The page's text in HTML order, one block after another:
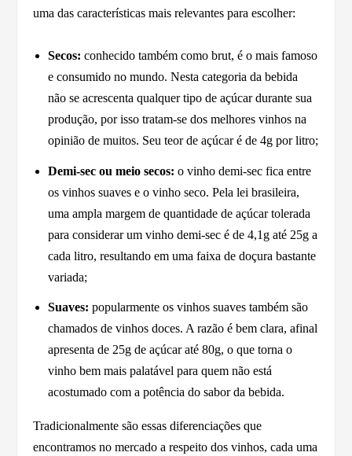
uma das características mais relevantes para escolher:
Secos: conhecido também como brut, é o mais famoso
e consumido no mundo. Nesta categoria da bebida
não se acrescenta qualquer tipo de açúcar durante sua
produção, por isso tratam-se dos melhores vinhos na
opinião de muitos. Seu teor de açúcar é de 4g por litro;
Demi-sec ou meio secos: o vinho demi-sec fica entre
os vinhos suaves e o vinho seco. Pela lei brasileira,
uma ampla margem de quantidade de açúcar tolerada
para considerar um vinho demi-sec é de 4,1g até 25g a
cada litro, resultando em uma faixa de doçura bastante
variada;
Suaves: popularmente os vinhos suaves também são
chamados de vinhos doces. A razão é bem clara, afinal
apresenta de 25g de açúcar até 80g, o que torna o
vinho bem mais palatável para quem não está
acostumado com a potência do sabor da bebida.
Tradicionalmente são essas diferenciações que
encontramos no mercado a respeito dos vinhos, cada uma